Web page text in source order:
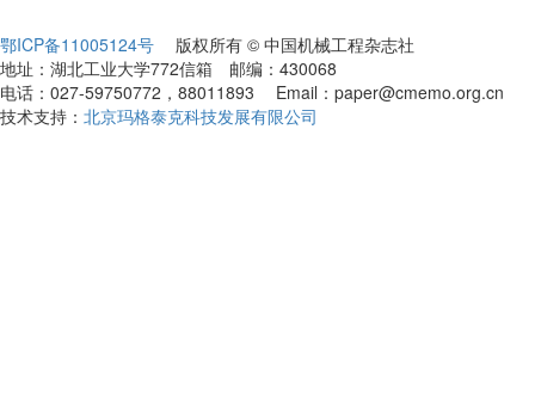
鄂ICP备11005124号 版权所有 © 中国机械工程杂志社
地址：湖北工业大学772信箱 邮编：430068
电话：027-59750772，88011893 Email：paper@cmemo.org.cn
技术支持： 北京玛格泰克科技发展有限公司